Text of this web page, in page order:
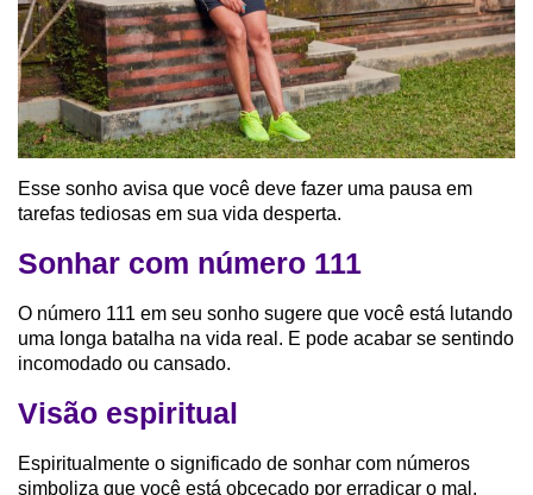
Esse sonho avisa que você deve fazer uma pausa em
tarefas tediosas em sua vida desperta.
Sonhar com número 111
O número 111 em seu sonho sugere que você está lutando
uma longa batalha na vida real. E pode acabar se sentindo
incomodado ou cansado.
Visão espiritual
Espiritualmente o significado de sonhar com números
simboliza que você está obcecado por erradicar o mal,